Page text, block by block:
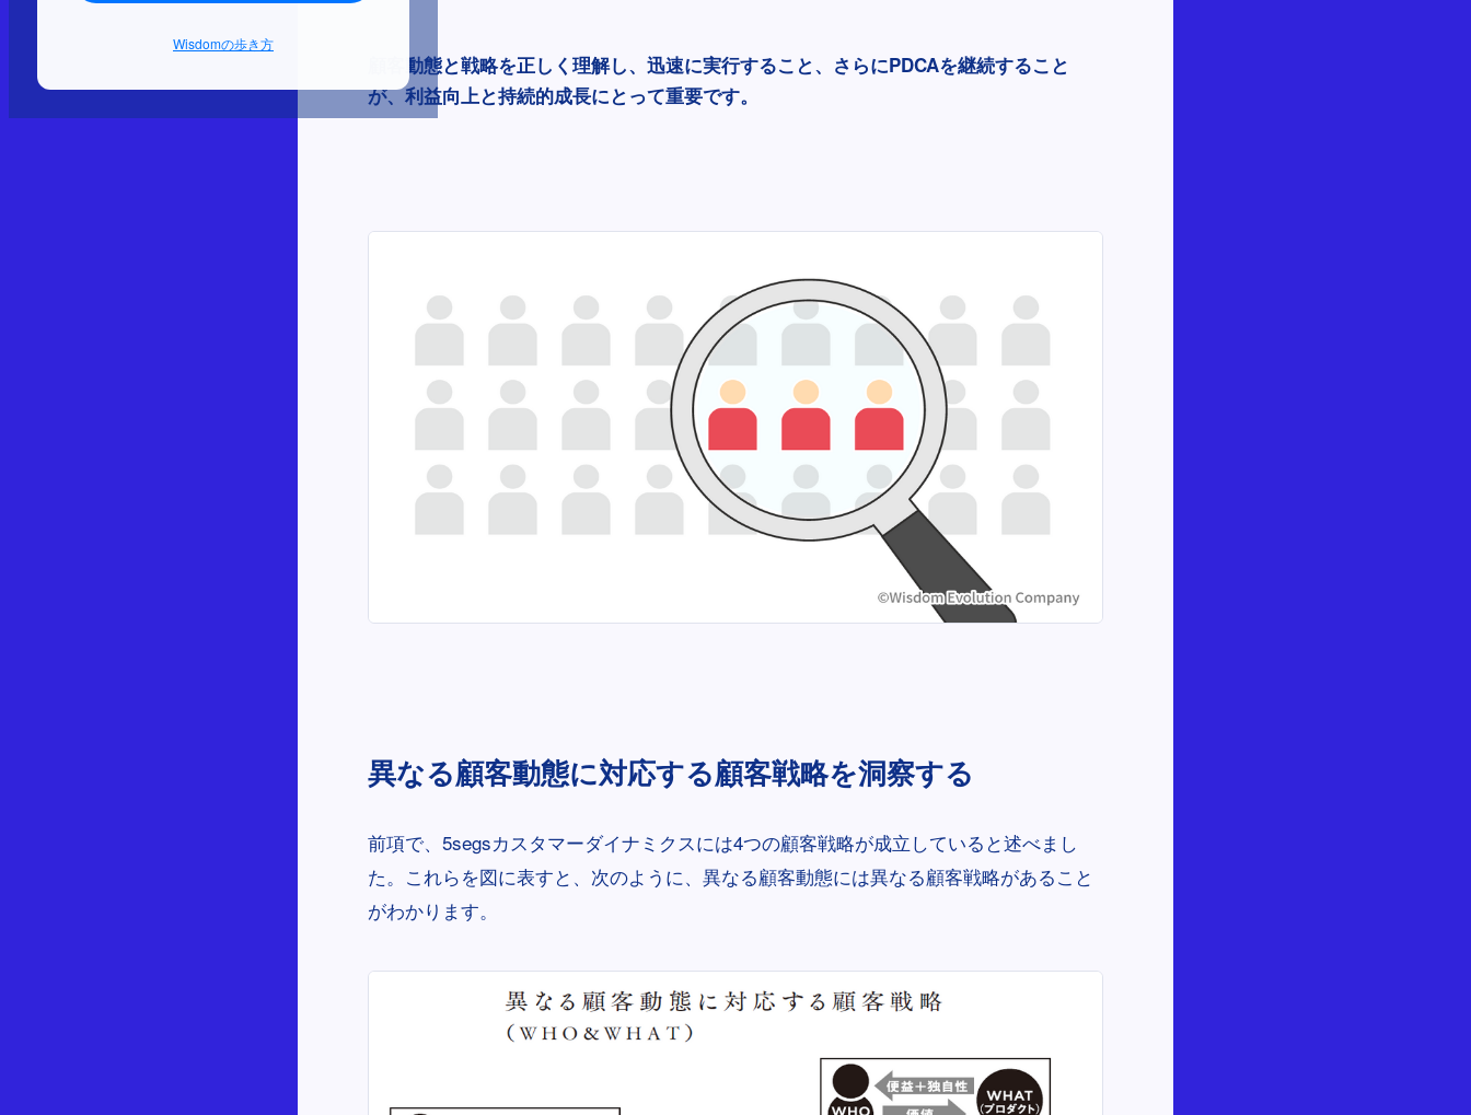
Wisdomの歩き方
顧客動態と戦略を正しく理解し、迅速に実行すること、さらにPDCAを継続すること
が、利益向上と持続的成長にとって重要です。
異なる顧客動態に対応する顧客戦略を洞察する
前項で、5segsカスタマーダイナミクスには4つの顧客戦略が成立していると述べまし
た。これらを図に表すと、次のように、異なる顧客動態には異なる顧客戦略があること
がわかります。